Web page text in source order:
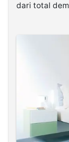
dari total